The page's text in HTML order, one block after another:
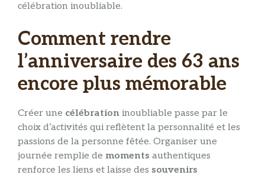
célébration inoubliable.
Comment rendre
l’anniversaire des 63 ans
encore plus mémorable
Créer une célébration inoubliable passe par le
choix d’activités qui reflètent la personnalité et les
passions de la personne fêtée. Organiser une
journée remplie de moments authentiques
renforce les liens et laisse des souvenirs